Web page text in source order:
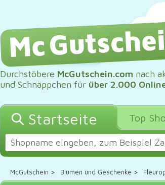
Durchstöbere McGutschein.com nach
und Schnäppchen für über 2.000
Startseite Top
McGutschein > Blumen und Geschenke >